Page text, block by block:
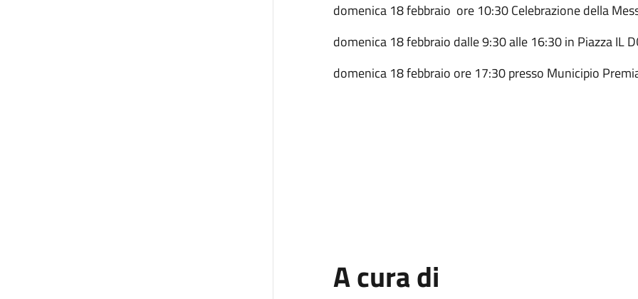
domenica 18 febbraio ore 10:30 Celebrazione della
domenica 18 febbraio dalle 9:30 alle 16:30 in Piazza IL
domenica 18 febbraio ore 17:30 presso Municipio
A cura di